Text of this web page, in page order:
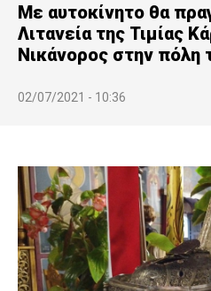
Με αυτοκίνητο θα
Λιτανεία της Τιμίας
Νικάνορος στην
02/07/2021 - 10:36